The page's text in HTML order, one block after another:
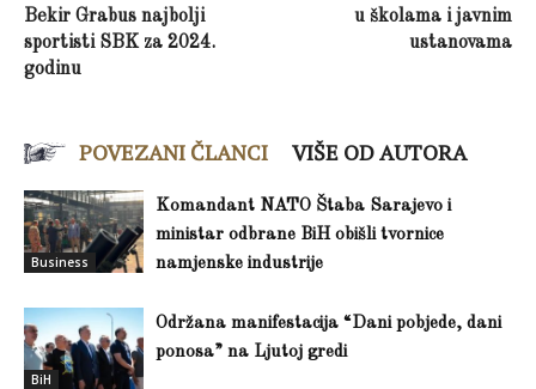
Bekir Grabus najbolji
sportisti SBK za 2024.
godinu
u školama i javnim
ustanovama
POVEZANI ČLANCI VIŠE OD AUTORA
Business
Komandant NATO Štaba Sarajevo i
ministar odbrane BiH obišli tvornice
namjenske industrije
BiH
Održana manifestacija “Dani pobjede, dani
ponosa” na Ljutoj gredi